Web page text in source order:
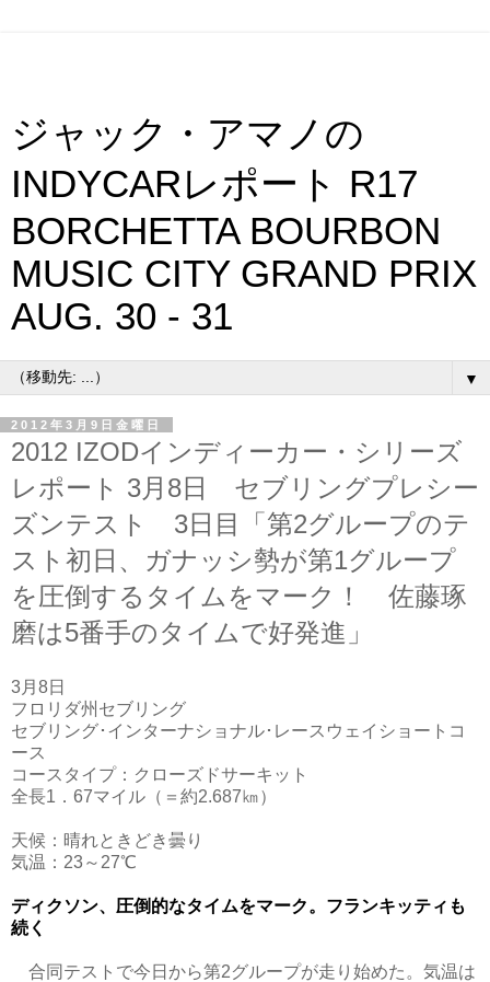
ジャック・アマノの
INDYCARレポート R17
BORCHETTA BOURBON
MUSIC CITY GRAND PRIX
AUG. 30 - 31
▼
2012年3月9日金曜日
2012 IZODインディーカー・シリーズ
レポート 3月8日 セブリングプレシー
ズンテスト 3日目「第2グループのテ
スト初日、ガナッシ勢が第1グループ
を圧倒するタイムをマーク！ 佐藤琢
磨は5番手のタイムで好発進」
3月8日
フロリダ州セブリング
セブリング･インターナショナル･レースウェイショートコ
ース
コースタイプ：クローズドサーキット
全長1．67マイル（＝約2.687㎞）
天候：晴れときどき曇り
気温：23～27℃
ディクソン、圧倒的なタイムをマーク。フランキッティも
続く
合同テストで今日から第2グループが走り始めた。気温は